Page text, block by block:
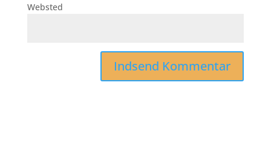
Websted